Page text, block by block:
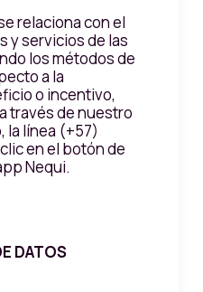
relaciona con el
y servicios de las
los métodos de
a la
o incentivo,
través de nuestro
la línea (+57)
en el botón de
Nequi.
DATOS